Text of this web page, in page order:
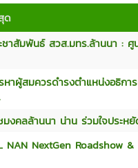
ด
ชาสัมพันธ์ สวส.มทร.ล้านนา : ศู
หาผู้สมควรดำรงตำแหน่งอธิกา
มงคลล้านนา น่าน ร่วมใจประ
NAN NextGen Roadshow